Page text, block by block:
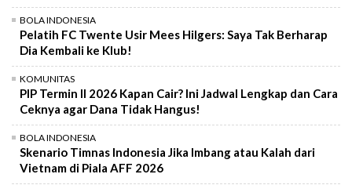
BOLA INDONESIA
Pelatih FC Twente Usir Mees Hilgers: Saya Tak Berharap
Dia Kembali ke Klub!
KOMUNITAS
PIP Termin II 2026 Kapan Cair? Ini Jadwal Lengkap dan Cara
Ceknya agar Dana Tidak Hangus!
BOLA INDONESIA
Skenario Timnas Indonesia Jika Imbang atau Kalah dari
Vietnam di Piala AFF 2026